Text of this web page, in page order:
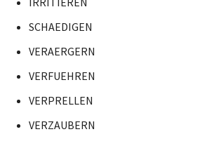
SCHAEDIGEN
VERAERGERN
VERFUEHREN
VERPRELLEN
VERZAUBERN